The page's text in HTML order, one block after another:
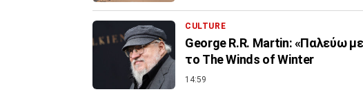
CULTURE
George R.R. Martin: «Παλεύω
το The Winds of Winter
14:59